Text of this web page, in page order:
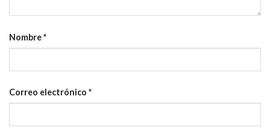
Nombre*
Correo electrónico *